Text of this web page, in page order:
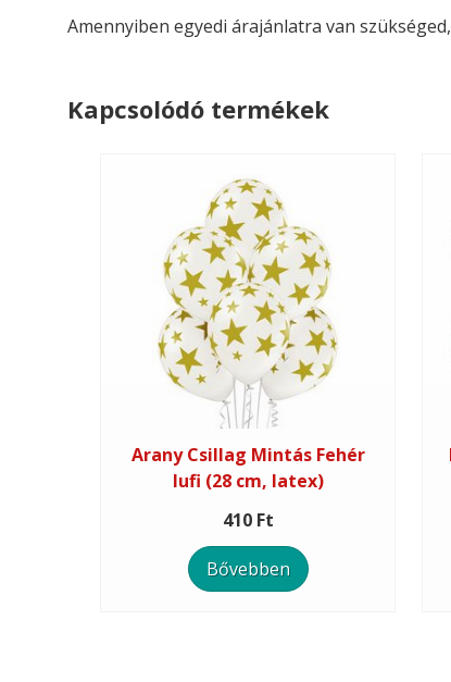
Amennyiben egyedi árajánlatra van szükséged,
Kapcsolódó termékek
Arany Csillag Mintás Fehér
lufi (28 cm, latex)
410 Ft
Bővebben